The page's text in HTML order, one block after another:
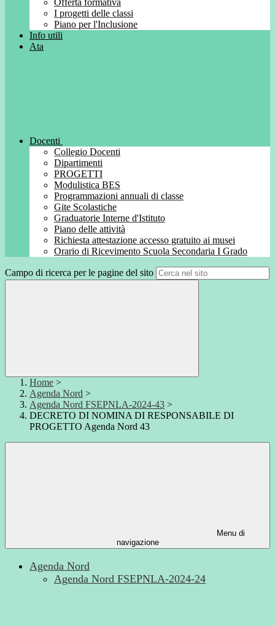
Offerta formativa
I progetti delle classi
Piano per l'Inclusione
Info utili
Ata
Docenti
Collegio Docenti
Dipartimenti
PROGETTI
Modulistica BES
Programmazioni annuali di classe
Gite Scolastiche
Graduatorie Interne d'Istituto
Piano delle attività
Richiesta attestazione accesso gratuito ai musei
Orario di Ricevimento Scuola Secondaria I Grado
Campo di ricerca per le pagine del sito
Home >
Agenda Nord >
Agenda Nord FSEPNLA-2024-43 >
DECRETO DI NOMINA DI RESPONSABILE DI
PROGETTO Agenda Nord 43
Menu di
navigazione
Agenda Nord
Agenda Nord FSEPNLA-2024-24